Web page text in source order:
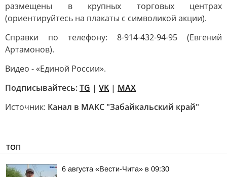
размещены в крупных торговых центрах
(ориентируйтесь на плакаты с символикой акции).
Справки по телефону: 8-914-432-94-95 (Евгений
Артамонов).
Видео - «Единой России».
Подписывайтесь:TG | VK | MAX
Источник: Канал в МАКС "Забайкальский край"
ТОП
6 августа «Вести-Чита» в 09:30